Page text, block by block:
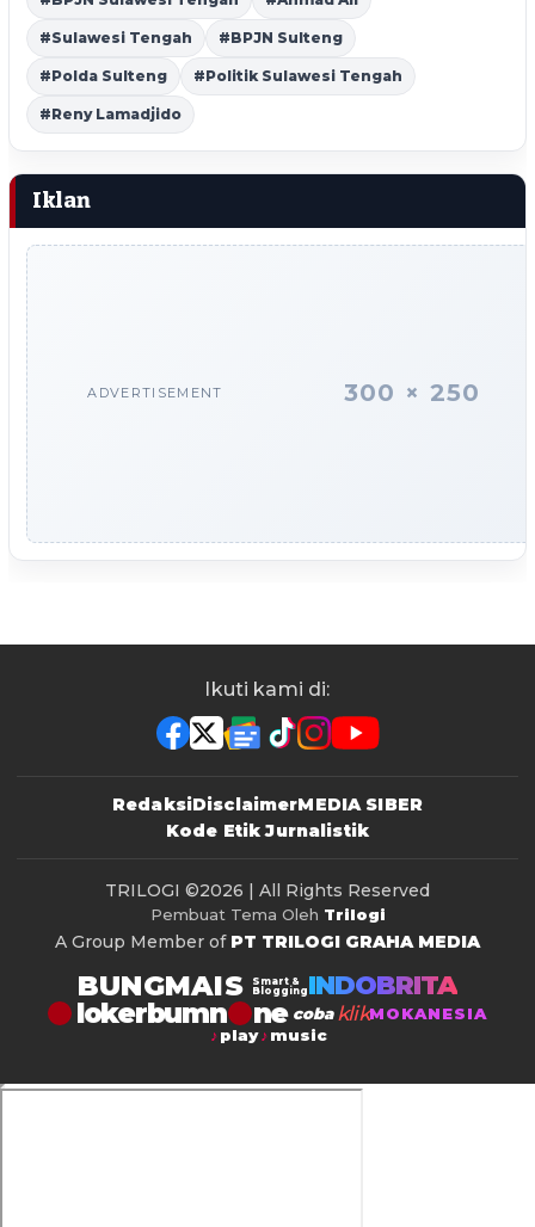
#Sulawesi Tengah #BPJN Sulteng
#Polda Sulteng #Politik Sulawesi Tengah
#Reny Lamadjido
Iklan
ADVERTISEMENT 300 × 250
Ikuti kami di:
RedaksiDisclaimerMEDIA SIBER
Kode Etik Jurnalistik
TRILOGI ©2026 | All Rights Reserved
Pembuat Tema Oleh Trilogi
A Group Member of PT TRILOGI GRAHA MEDIA
BUNGMAIS
Smart &
Blogging INDOBRITA
lokerbumn coba klikMOKANESIA
play
music